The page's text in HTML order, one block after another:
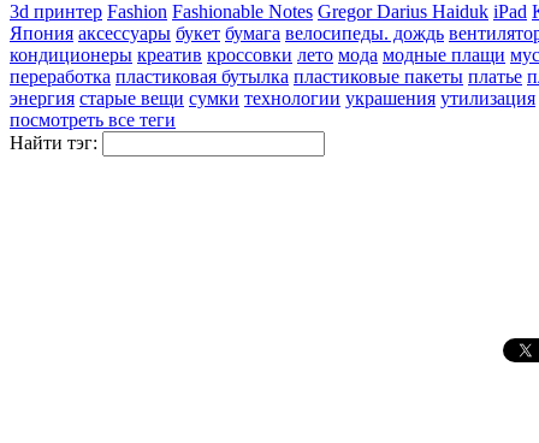
3d принтер Fashion Fashionable Notes Gregor Darius Haiduk iPad
Япония аксессуары букет бумага велосипеды. дождь
кондиционеры креатив кроссовки лето мода модные плащи
переработка пластиковая бутылка пластиковые пакеты платье
энергия старые вещи сумки технологии украшения утилизация
посмотреть все теги
Найти тэг: